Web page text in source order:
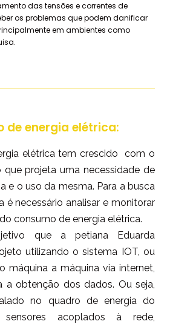
das tensões e correntes de
os problemas que podem danificar
em ambientes como
de energia elétrica:
elétrica tem crescido com o
que projeta uma necessidade de
e o uso da mesma. Para a busca
é necessário analisar e monitorar
consumo de energia elétrica.
que a petiana Eduarda
utilizando o sistema IOT, ou
máquina a máquina via internet,
a obtenção dos dados. Ou seja,
no quadro de energia do
acoplados à rede,